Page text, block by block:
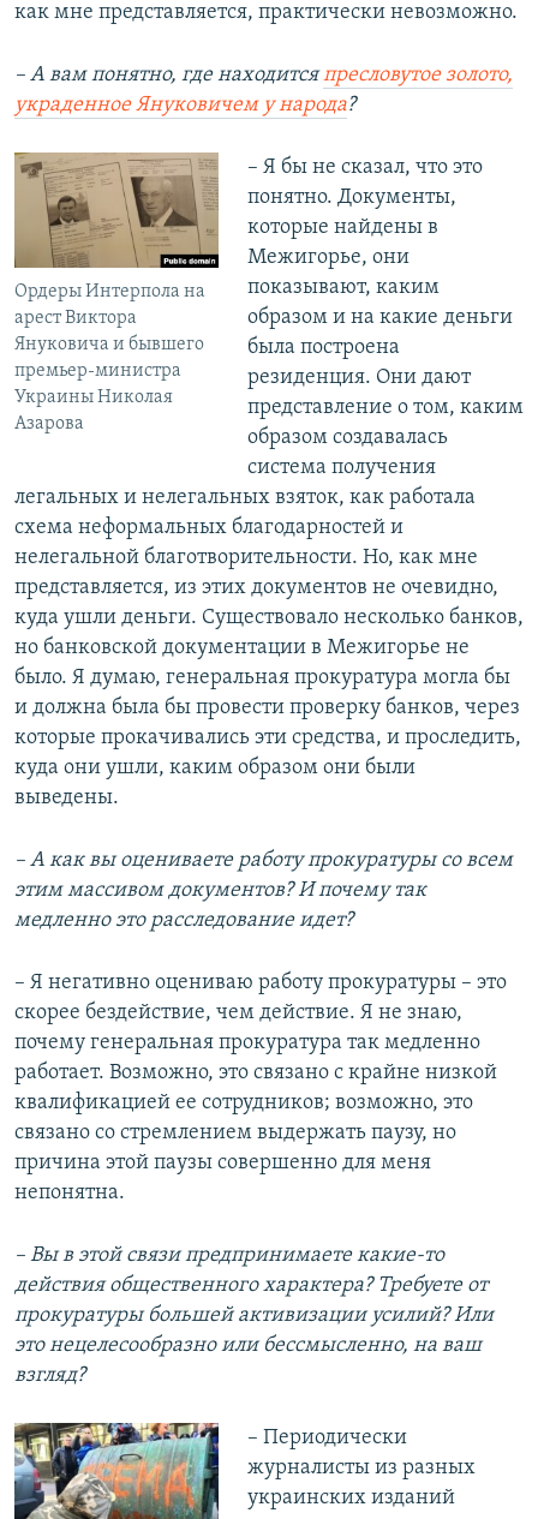
как мне представляется, практически невозможно.
– А вам понятно, где находитсяпресловутое золото,
украденное Януковичем у народа?
Ордеры Интерпола на
арест Виктора
Януковича и бывшего
премьер-министра
Украины Николая
Азарова
– Я бы не сказал, что это
понятно. Документы,
которые найдены в
Межигорье, они
показывают, каким
образом и на какие деньги
была построена
резиденция. Они дают
представление о том, каким
образом создавалась
система получения
легальных и нелегальных взяток, как работала
схема неформальных благодарностей и
нелегальной благотворительности. Но, как мне
представляется, из этих документов не очевидно,
куда ушли деньги. Существовало несколько банков,
но банковской документации в Межигорье не
было. Я думаю, генеральная прокуратура могла бы
и должна была бы провести проверку банков, через
которые прокачивались эти средства, и проследить,
куда они ушли, каким образом они были
выведены.
– А как вы оцениваете работу прокуратуры со всем
этим массивом документов? И почему так
медленно это расследование идет?
– Я негативно оцениваю работу прокуратуры – это
скорее бездействие, чем действие. Я не знаю,
почему генеральная прокуратура так медленно
работает. Возможно, это связано с крайне низкой
квалификацией ее сотрудников; возможно, это
связано со стремлением выдержать паузу, но
причина этой паузы совершенно для меня
непонятна.
– Вы в этой связи предпринимаете какие-то
действия общественного характера? Требуете от
прокуратуры большей активизации усилий? Или
это нецелесообразно или бессмысленно, на ваш
взгляд?
– Периодически
журналисты из разных
украинских изданий